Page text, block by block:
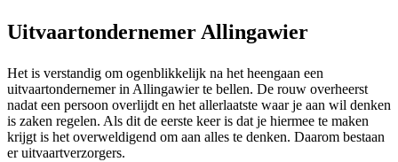
Uitvaartondernemer Allingawier
Het is verstandig om ogenblikkelijk na het heengaan een
uitvaartondernemer in Allingawier te bellen. De rouw overheerst
nadat een persoon overlijdt en het allerlaatste waar je aan wil denken
is zaken regelen. Als dit de eerste keer is dat je hiermee te maken
krijgt is het overweldigend om aan alles te denken. Daarom bestaan
er uitvaartverzorgers.